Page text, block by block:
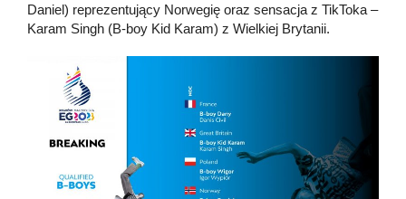
Daniel) reprezentujący Norwegię oraz sensacja z TikToka –
Karam Singh (B-boy Kid Karam) z Wielkiej Brytanii.